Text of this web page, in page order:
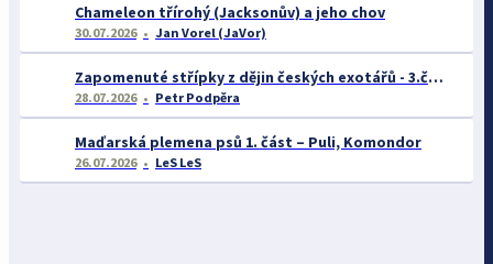
Chameleon třírohý (Jacksonův) a jeho chov
30.07.2026 Jan Vorel (JaVor)
Zapomenuté střípky z dějin českých exotářů - 3.část
28.07.2026 Petr Podpěra
Maďarská plemena psů 1. část – Puli, Komondor
26.07.2026 LeS LeS